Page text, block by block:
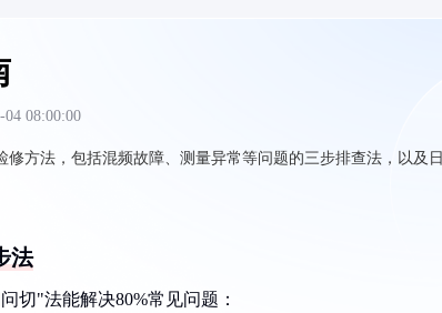
04 08:00:00
修方法，包括混频故障、测量异常等问题的三步排查法，以及
法
切"法能解决80%常见问题：